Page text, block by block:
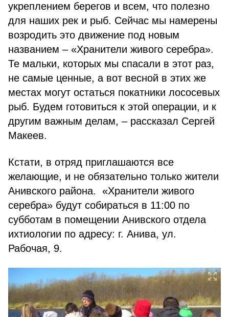
укреплением берегов и всем, что полезно
для наших рек и рыб. Сейчас мы намерены
возродить это движение под новым
названием – «Хранители живого серебра».
Те мальки, которых мы спасали в этот раз,
не самые ценные, а вот весной в этих же
местах могут остаться покатники лососевых
рыб. Будем готовиться к этой операции, и к
другим важным делам, – рассказал Сергей
Макеев.
Кстати, в отряд приглашаются все
желающие, и не обязательно только жители
Анивского района. «Хранители живого
серебра» будут собираться в 11:00 по
субботам в помещении Анивского отдела
ихтиологии по адресу: г. Анива, ул.
Рабочая, 9.